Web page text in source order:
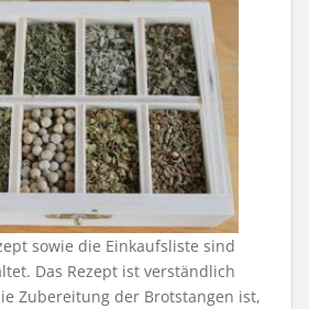
sowie die Einkaufsliste sind
Das Rezept ist verständlich
Zubereitung der Brotstangen ist,